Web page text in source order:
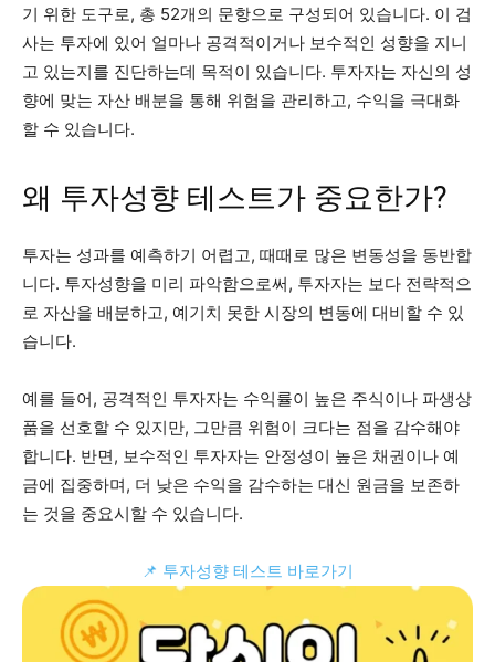
기 위한 도구로, 총 52개의 문항으로 구성되어 있습니다. 이 검
사는 투자에 있어 얼마나 공격적이거나 보수적인 성향을 지니
고 있는지를 진단하는데 목적이 있습니다. 투자자는 자신의 성
향에 맞는 자산 배분을 통해 위험을 관리하고, 수익을 극대화
할 수 있습니다.
왜 투자성향 테스트가 중요한가?
투자는 성과를 예측하기 어렵고, 때때로 많은 변동성을 동반합
니다. 투자성향을 미리 파악함으로써, 투자자는 보다 전략적으
로 자산을 배분하고, 예기치 못한 시장의 변동에 대비할 수 있
습니다.
예를 들어, 공격적인 투자자는 수익률이 높은 주식이나 파생상
품을 선호할 수 있지만, 그만큼 위험이 크다는 점을 감수해야
합니다. 반면, 보수적인 투자자는 안정성이 높은 채권이나 예
금에 집중하며, 더 낮은 수익을 감수하는 대신 원금을 보존하
는 것을 중요시할 수 있습니다.
📌 투자성향 테스트 바로가기